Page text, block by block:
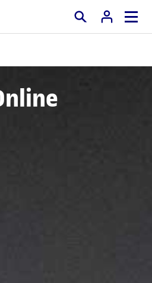
Cercar